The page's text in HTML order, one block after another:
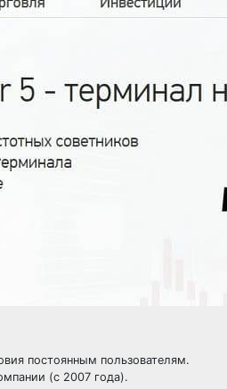
постоянным пользователям.
(с 2007 года).